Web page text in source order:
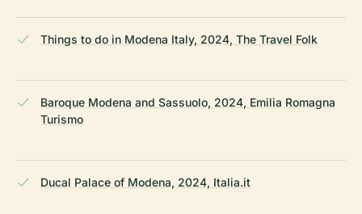
Things to do in Modena Italy, 2024, The Travel Folk
Baroque Modena and Sassuolo, 2024, Emilia Romagna
Turismo
Ducal Palace of Modena, 2024, Italia.it